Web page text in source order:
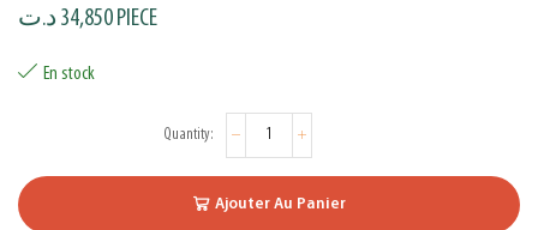
34,850د.ت PIECE
En stock
Ajouter Au Panier